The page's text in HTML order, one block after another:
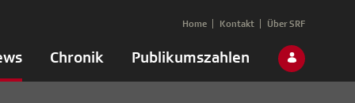
Chronik Publikumszahlen
Home Kontakt Über SRF